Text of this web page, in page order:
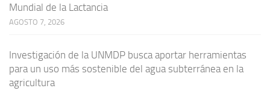
Mundial de la Lactancia
AGOSTO 7, 2026
Investigación de la UNMDP busca aportar herramientas
para un uso más sostenible del agua subterránea en la
agricultura